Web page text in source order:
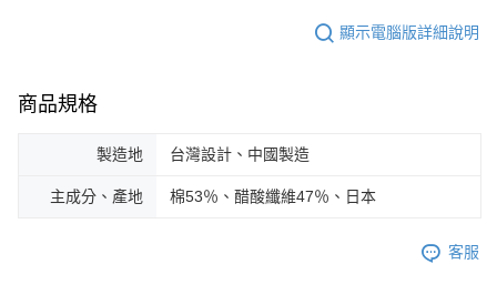
顯示電腦版詳細說明
商品規格
製造地 台灣設計、中國製造
主成分、產地 棉53％、醋酸纖維47％、日本
客服